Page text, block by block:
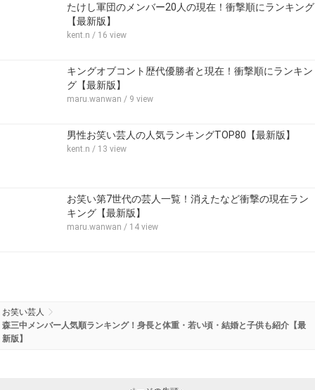
たけし軍団のメンバー20人の現在！衝撃順にランキング
【最新版】
kent.n / 16 view
キングオブコント歴代優勝者と現在！衝撃順にランキン
グ【最新版】
maru.wanwan / 9 view
男性お笑い芸人の人気ランキングTOP80【最新版】
kent.n / 13 view
お笑い第7世代の芸人一覧！消えたなど衝撃の現在ラン
キング【最新版】
maru.wanwan / 14 view
お笑い芸人
森三中メンバー人気順ランキング！身長と体重・若い頃・結婚と子供も紹介【最
新版】